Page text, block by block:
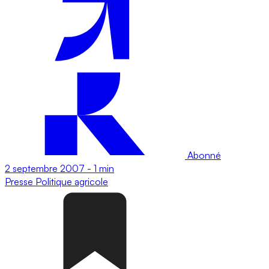
Abonné
2 septembre 2007 - 1 min
Presse Politique agricole